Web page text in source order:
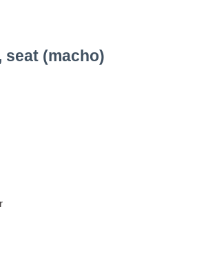
(macho)